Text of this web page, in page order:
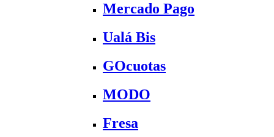
Mercado Pago
Ualá Bis
GOcuotas
MODO
Fresa